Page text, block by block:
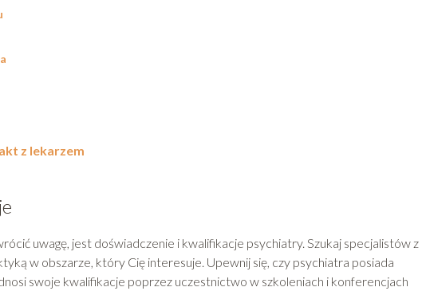
z lekarzem
uwagę, jest doświadczenie i kwalifikacje psychiatry. Szukaj specjalistów z
w obszarze, który Cię interesuje. Upewnij się, czy psychiatra posiada
swoje kwalifikacje poprzez uczestnictwo w szkoleniach i konferencjach